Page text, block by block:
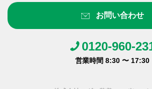
お問い合わせ
0120-960-
営業時間 8:30 〜 17:30